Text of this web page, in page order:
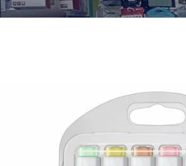
Novedades